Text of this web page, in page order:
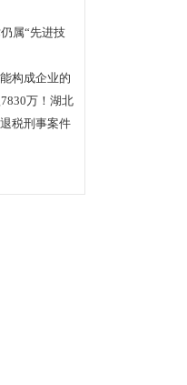
属“先进技
法仍非常管
构成企业的
万！湖北
税刑事案件